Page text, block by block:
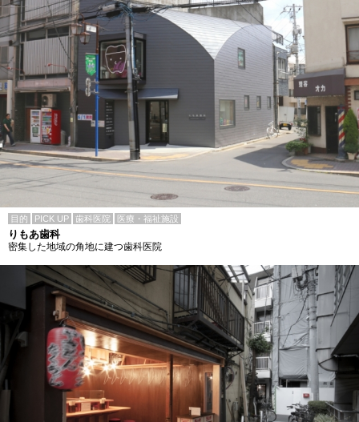
目的 PICK UP 歯科医院 医療・福祉施設
りもあ歯科
密集した地域の角地に建つ歯科医院